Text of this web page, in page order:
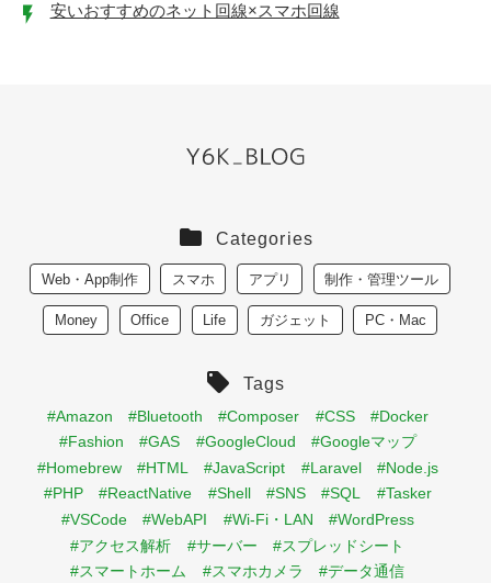
安いおすすめのネット回線×スマホ回線
Categories
Web・App制作 スマホ アプリ 制作・管理ツール
Money Office Life ガジェット PC・Mac
Tags
#Amazon #Bluetooth #Composer #CSS
#Docker
#Fashion
#GAS #GoogleCloud
#Googleマップ
#Homebrew
#HTML #JavaScript #Laravel
#Node.js
#PHP
#ReactNative #Shell #SNS #SQL
#Tasker
#VSCode
#WebAPI #Wi-Fi・LAN
#WordPress
#アクセス解析
#サーバー
#スプレッドシート
#スマートホーム
#スマホカメラ #データ通信